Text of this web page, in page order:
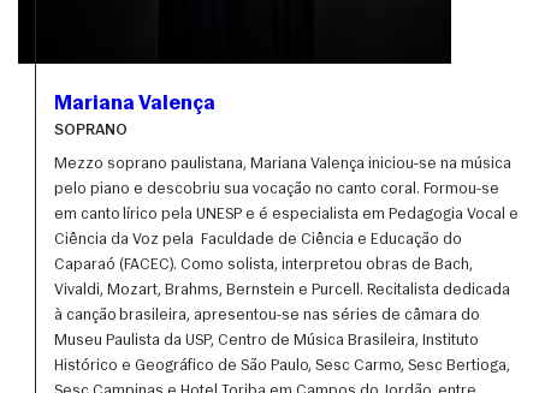
Mariana Valença
SOPRANO
Mezzo soprano paulistana, Mariana Valença iniciou-se na música
pelo piano e descobriu sua vocação no canto coral. Formou-se
em canto lírico pela UNESP e é especialista em Pedagogia Vocal e
Ciência da Voz pela  Faculdade de Ciência e Educação do
Caparaó (FACEC). Como solista, interpretou obras de Bach,
Vivaldi, Mozart, Brahms, Bernstein e Purcell. Recitalista dedicada
à canção brasileira, apresentou-se nas séries de câmara do
Museu Paulista da USP, Centro de Música Brasileira, Instituto
Histórico e Geográfico de São Paulo, Sesc Carmo, Sesc Bertioga,